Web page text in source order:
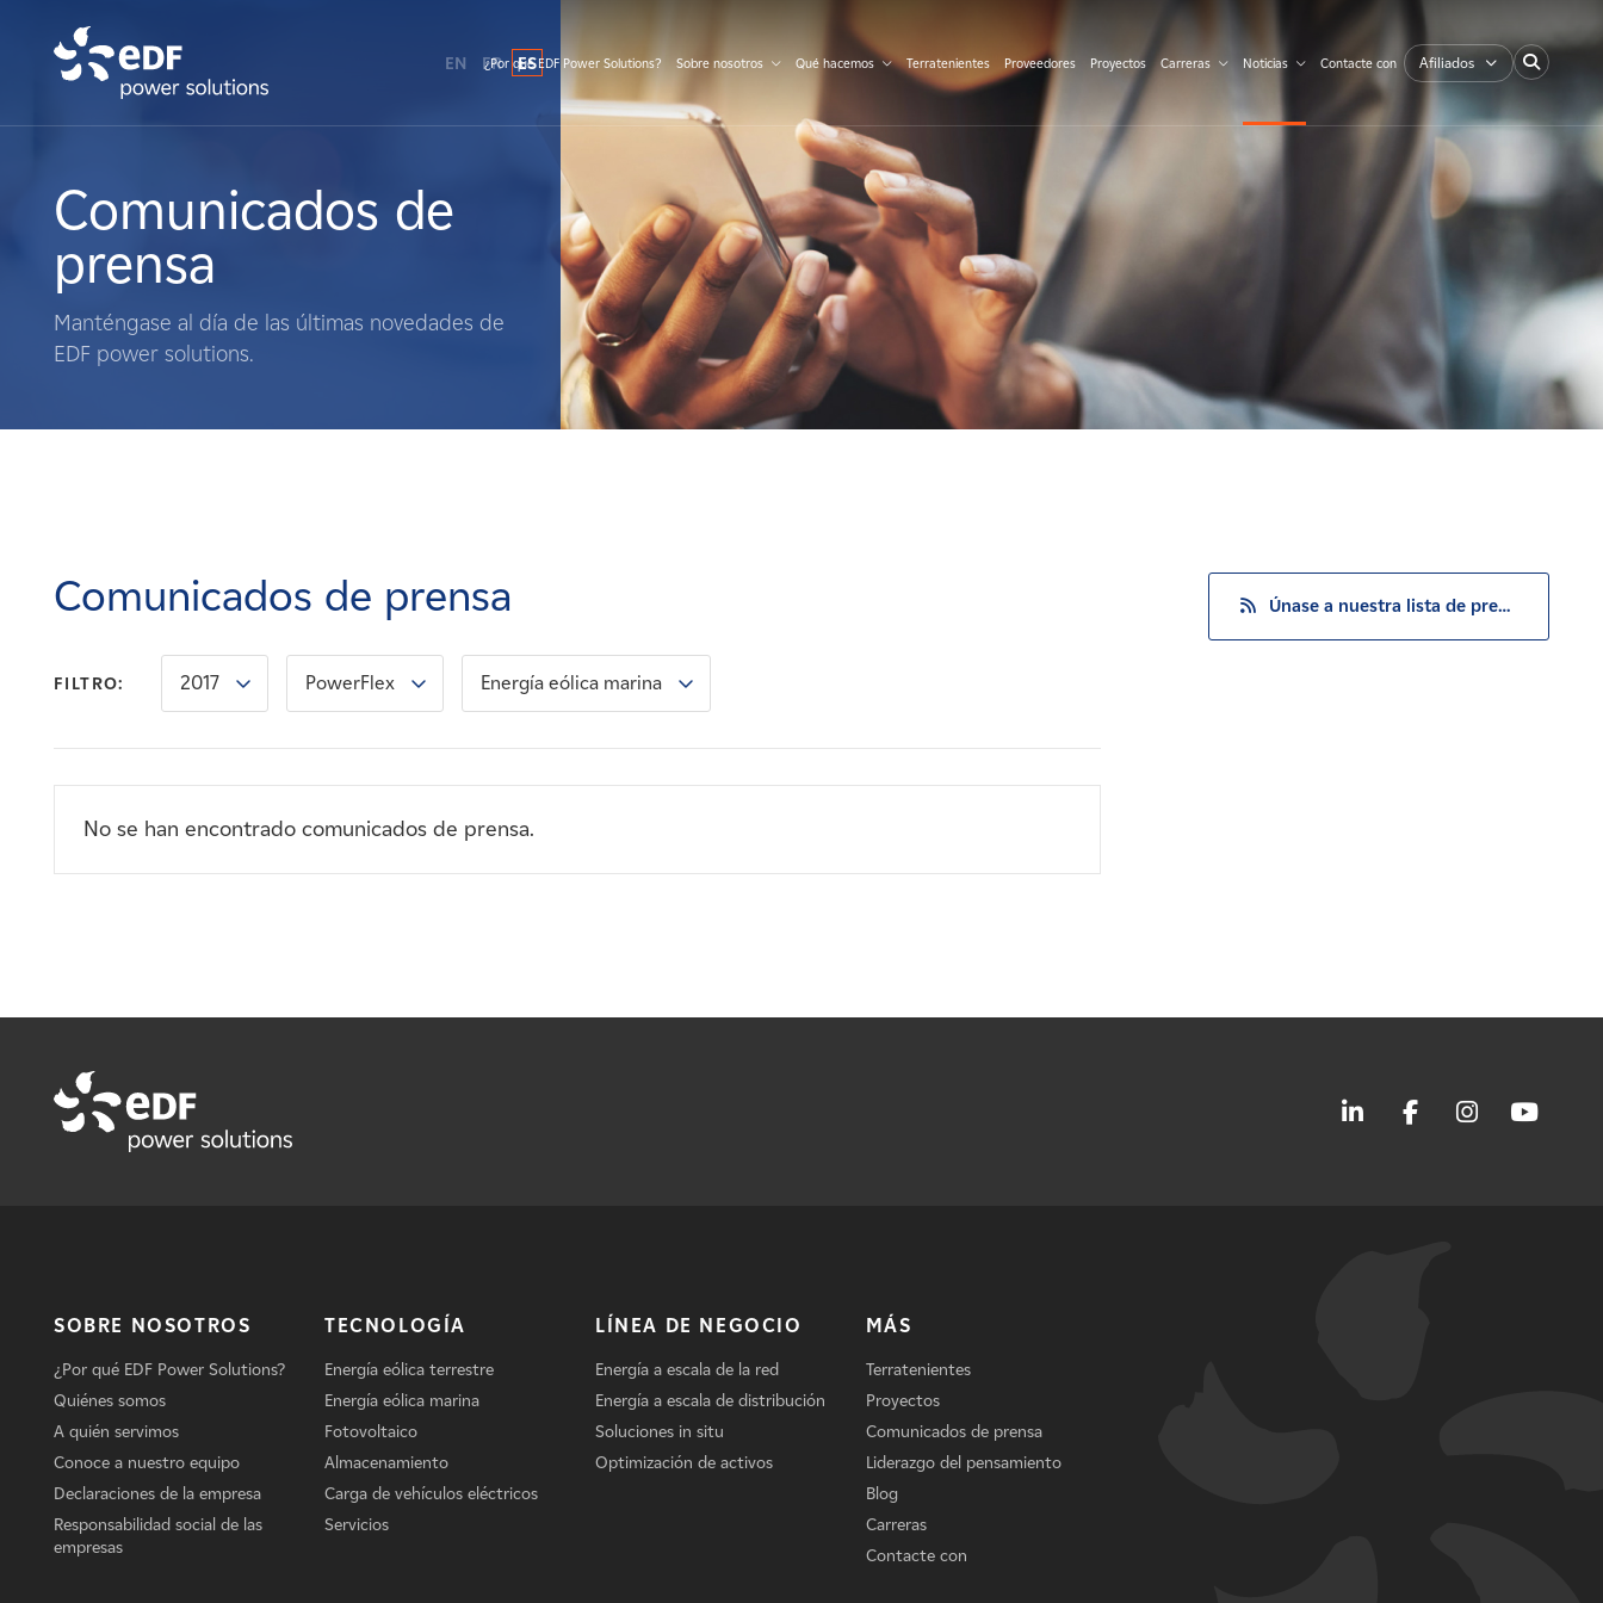
Qué hacemos
Terratenientes
Noticias
Contacte con
EN FR ES
¿Por qué EDF Power Solutions? Sobre nosotros Qué hacemos Terratenientes Proveedores Proyectos Carreras Noticias Contacte con Afiliados
Comunicados de
prensa
Manténgase al día de las últimas novedades de
EDF power solutions.
Comunicados de prensa
FILTRO: 2017 PowerFlex Energía eólica marina
No se han encontrado comunicados de prensa.
Únase a nuestra lista de prensa
SOBRE NOSOTROS
¿Por qué EDF Power Solutions?
Quiénes somos
A quién servimos
Conoce a nuestro equipo
Declaraciones de la empresa
Responsabilidad social de las
empresas
TECNOLOGÍA
Energía eólica terrestre
Energía eólica marina
Fotovoltaico
Almacenamiento
Carga de vehículos eléctricos
Servicios
LÍNEA DE NEGOCIO
Energía a escala de la red
Energía a escala de distribución
Soluciones in situ
Optimización de activos
MÁS
Terratenientes
Proyectos
Comunicados de prensa
Liderazgo del pensamiento
Blog
Carreras
Contacte con